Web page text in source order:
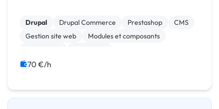
Drupal Drupal Commerce Prestashop
CMS
Gestion site web
Modules et composants
70 €/h